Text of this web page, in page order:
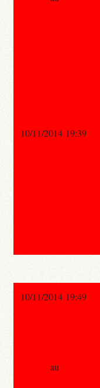
10/11/2014 19:39
10/11/2014 19:49
au